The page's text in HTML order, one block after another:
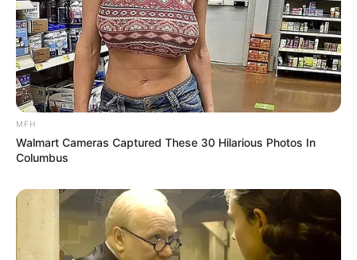
અમદાવાદમાં મેયરને જોતા જ 3 દિવસથી પાણીમાં
રહેલા લોકોનો બાટલો ફાટ્યો
2 weeks ago
‘વિદ્યાર્થીઓને મારવાનો આદેશ કોણે આપ્યો, પેલેટ
ગનનો ઉપયોગ કરવાની મંજુરી કોણે આપી? રાહુલ
2 weeks ago
પેપર લીક વિરુદ્ધ કાલે નવું બિલ આવી શકે છે, 10
વર્ષની જેલ અને 10 કરોડ સુધીના દંડની જોગવાઈ
MFH
Walmart Cameras Captured These 30 Hilarious Photos In
Columbus